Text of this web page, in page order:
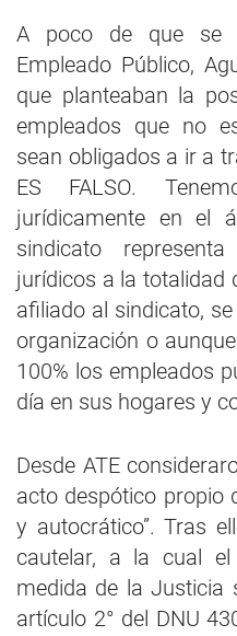
A poco de que se
Empleado Público,
que planteaban la
empleados que no
sean obligados a ir a
ES FALSO.
jurídicamente en el
sindicato
jurídicos a la totalidad
afiliado al sindicato,
organización o
100% los empleados
día en sus hogares y
Desde ATE
acto despótico propio
y autocrático”. Tras
cautelar, a la cual
medida de la Justicia
artículo 2° del DNU